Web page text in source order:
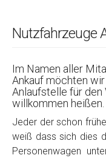
Nutzfahrzeuge
Im Namen aller
Ankauf möchten
Anlaufstelle für den
willkommen heißen.
Jeder der schon
weiß dass sich dies
Personenwagen